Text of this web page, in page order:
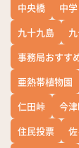
中央橋
中学
九十九島
事務局おすす
亜熱帯植物園
仁田峠
今
住民投票